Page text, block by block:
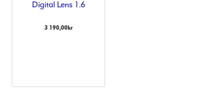
Digital Lens 1.6
3 190,00kr